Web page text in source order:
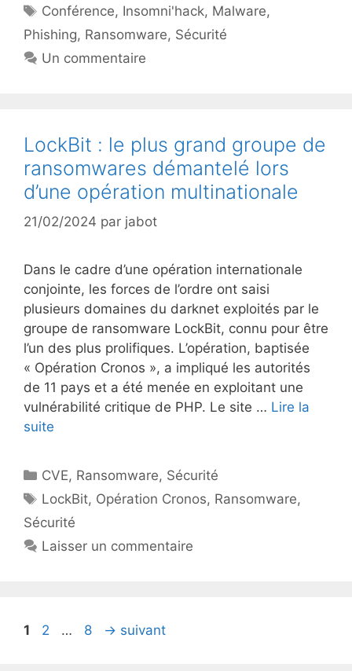
Étiquettes
Conférence, Insomni'hack, Malware,
Phishing, Ransomware, Sécurité
Un commentaire
LockBit : le plus grand groupe de
ransomwares démantelé lors
d’une opération multinationale
21/02/2024 par jabot
Dans le cadre d’une opération internationale
conjointe, les forces de l’ordre ont saisi
plusieurs domaines du darknet exploités par le
groupe de ransomware LockBit, connu pour être
l’un des plus prolifiques. L’opération, baptisée
« Opération Cronos », a impliqué les autorités
de 11 pays et a été menée en exploitant une
vulnérabilité critique de PHP. Le site … Lire la
suite
Catégories
CVE, Ransomware, Sécurité
Étiquettes
LockBit, Opération Cronos, Ransomware,
Sécurité
Laisser un commentaire
Page
1 Page
2 … Page
8 → suivant